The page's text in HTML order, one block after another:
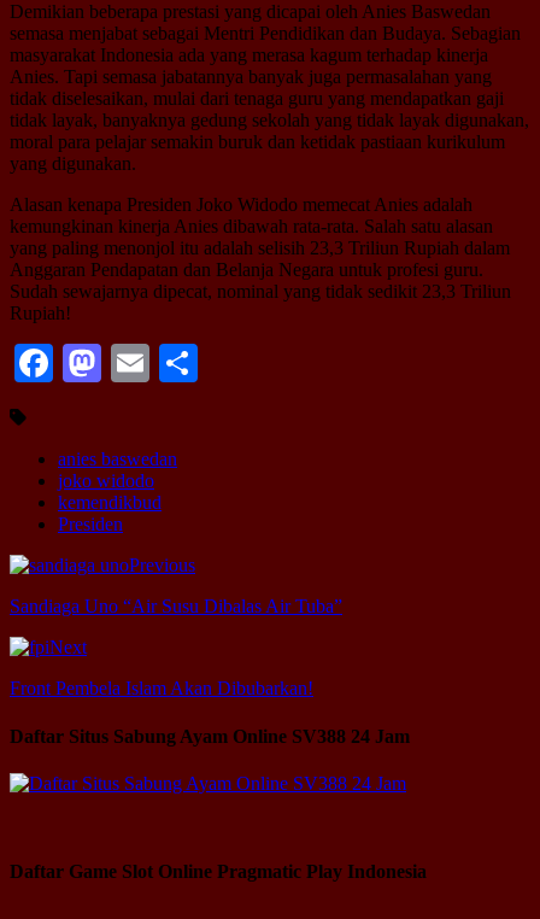
Demikian beberapa prestasi yang dicapai oleh Anies Baswedan
semasa menjabat sebagai Mentri Pendidikan dan Budaya. Sebagian
masyarakat Indonesia ada yang merasa kagum terhadap kinerja
Anies. Tapi semasa jabatannya banyak juga permasalahan yang
tidak diselesaikan, mulai dari tenaga guru yang mendapatkan gaji
tidak layak, banyaknya gedung sekolah yang tidak layak digunakan,
moral para pelajar semakin buruk dan ketidak pastiaan kurikulum
yang digunakan.
Alasan kenapa Presiden Joko Widodo memecat Anies adalah
kemungkinan kinerja Anies dibawah rata-rata. Salah satu alasan
yang paling menonjol itu adalah selisih 23,3 Triliun Rupiah dalam
Anggaran Pendapatan dan Belanja Negara untuk profesi guru.
Sudah sewajarnya dipecat, nominal yang tidak sedikit 23,3 Triliun
Rupiah!
Facebook
Mastodon
Email
anies baswedan
joko widodo
kemendikbud
Presiden
Previous
Sandiaga Uno “Air Susu Dibalas Air Tuba”
Next
Front Pembela Islam Akan Dibubarkan!
Daftar Situs Sabung Ayam Online SV388 24 Jam
Daftar Game Slot Online Pragmatic Play Indonesia